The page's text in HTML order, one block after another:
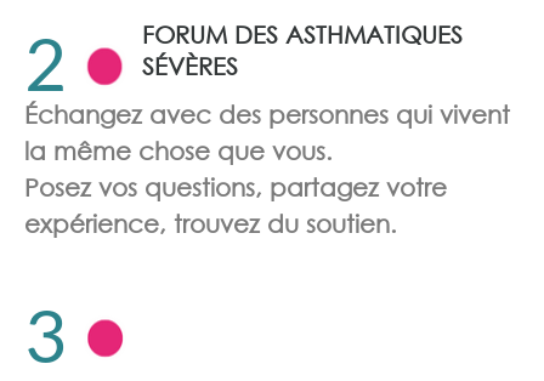
2
FORUM DES ASTHMATIQUES
SÉVÈRES
Échangez avec des personnes qui vivent
la même chose que vous.
Posez vos questions, partagez votre
expérience, trouvez du soutien.
3